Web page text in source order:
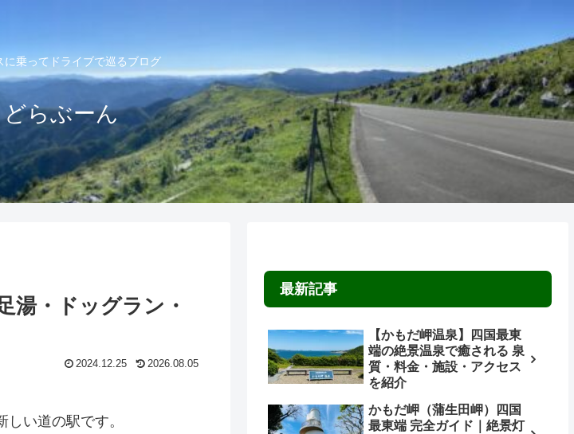
に乗ってドライブで巡るブログ
どらぶーん
湯・ドッグラン・
2024.12.25 2026.08.05
い道の駅です。
最新記事
【かもだ岬温泉】四国最東
端の絶景温泉で癒される 泉
質・料金・施設・アクセス
を紹介
かもだ岬（蒲生田岬）四国
最東端 完全ガイド｜絶景灯